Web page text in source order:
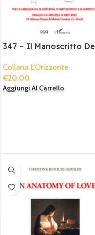
347 – Il Manoscritto De
Collana L'Orizzonte
€20.00
Aggiungi Al Carrello